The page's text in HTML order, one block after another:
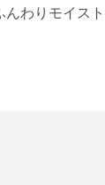
りモイス